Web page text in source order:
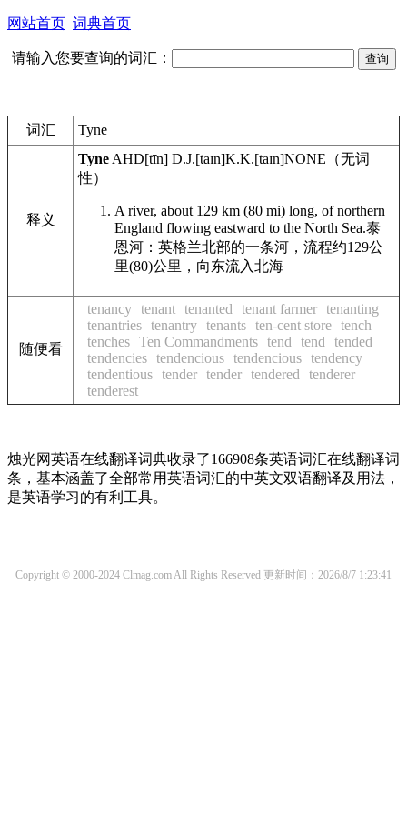
网站首页 词典首页
请输入您要查询的词汇：
词汇 Tyne
释义
Tyne AHD[tīn] D.J.[taɪn]K.K.[taɪn]NONE （无词
性）
A river, about 129 km (80 mi) long, of northern
England flowing eastward to the North Sea.泰
恩河：英格兰北部的一条河，流程约129公
里(80)公里，向东流入北海
随便看
tenancy tenant tenanted tenant farmer tenanting
tenantries tenantry tenants ten-cent store tench
tenches Ten Commandments tend tend
tended
tendencies tendencious tendencious tendency
tendentious tender tender tendered
tenderer
tenderest
烛光网英语在线翻译词典收录了166908条英语词汇在线翻译词
条，基本涵盖了全部常用英语词汇的中英文双语翻译及用法，
是英语学习的有利工具。
Copyright © 2000-2024 Clmag.com All Rights Reserved 更新时间：2026/8/7 1:23:41